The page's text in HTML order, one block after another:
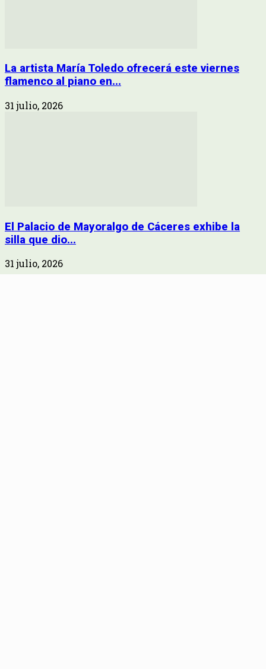
La artista María Toledo ofrecerá este viernes
flamenco al piano en...
31 julio, 2026
El Palacio de Mayoralgo de Cáceres exhibe la
silla que dio...
31 julio, 2026